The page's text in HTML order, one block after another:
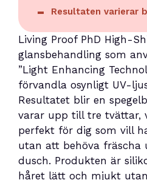
Resultaten varierar
Living Proof PhD High-
glansbehandling som
”Light Enhancing
förvandla osynligt UV-
Resultatet blir en
varar upp till tre tvättar,
perfekt för dig som vill
utan att behöva fräscha
dusch. Produkten är
håret lätt och mjukt